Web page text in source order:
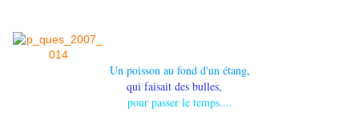
Un poisson au fond d'un étang,
qui faisait des bulles,
pour passer le temps....